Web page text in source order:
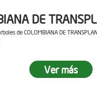
DE
de COLOMBIANA DE
Ver más